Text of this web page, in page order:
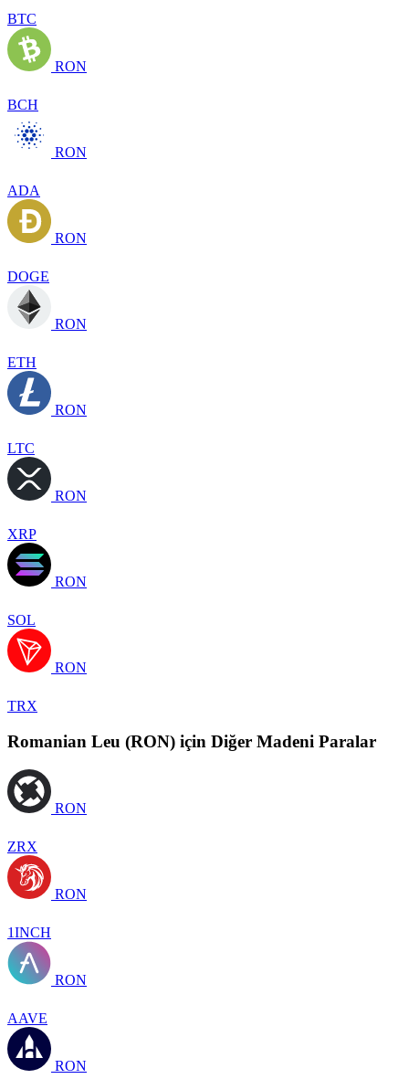
BTC
RON
BCH
RON
ADA
RON
DOGE
RON
ETH
RON
LTC
RON
XRP
RON
SOL
RON
TRX
Romanian Leu (RON) için Diğer Madeni Paralar
RON
ZRX
RON
1INCH
RON
AAVE
RON